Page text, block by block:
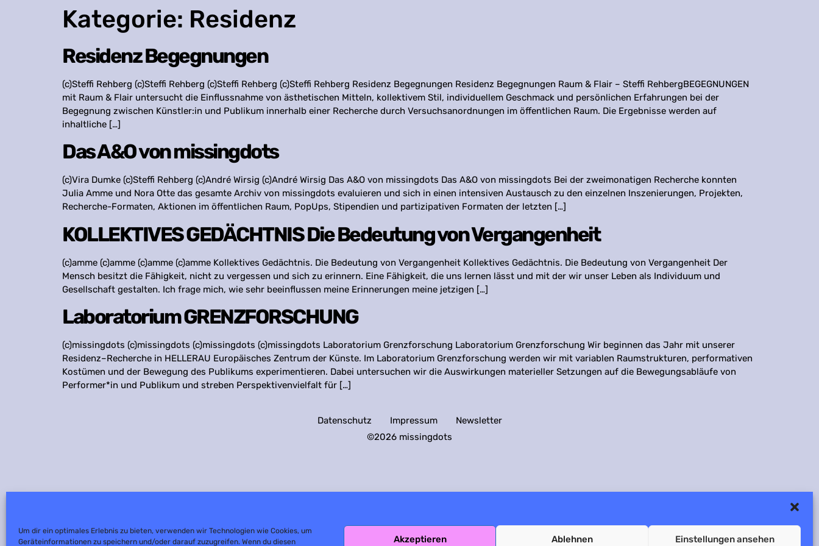
Um dir ein optimales Erlebnis zu bieten, verwenden wir Technologien wie Cookies, um
Geräteinformationen zu speichern und/oder darauf zuzugreifen. Wenn du diesen
Akzeptieren Ablehnen Einstellungen ansehen
Kategorie: Residenz
Residenz Begegnungen
(c)Steffi Rehberg (c)Steffi Rehberg (c)Steffi Rehberg (c)Steffi Rehberg Residenz Begegnungen Residenz Begegnungen Raum & Flair – Steffi RehbergBEGEGNUNGEN
mit Raum & Flair untersucht die Einflussnahme von ästhetischen Mitteln, kollektivem Stil, individuellem Geschmack und persönlichen Erfahrungen bei der
Begegnung zwischen Künstler:in und Publikum innerhalb einer Recherche durch Versuchsanordnungen im öffentlichen Raum. Die Ergebnisse werden auf
inhaltliche […]
Das A&O von missingdots
(c)Vira Dumke (c)Steffi Rehberg (c)André Wirsig (c)André Wirsig Das A&O von missingdots Das A&O von missingdots Bei der zweimonatigen Recherche konnten
Julia Amme und Nora Otte das gesamte Archiv von missingdots evaluieren und sich in einen intensiven Austausch zu den einzelnen Inszenierungen, Projekten,
Recherche-Formaten, Aktionen im öffentlichen Raum, PopUps, Stipendien und partizipativen Formaten der letzten […]
KOLLEKTIVES GEDÄCHTNIS Die Bedeutung von Vergangenheit
(c)amme (c)amme (c)amme (c)amme Kollektives Gedächtnis. Die Bedeutung von Vergangenheit Kollektives Gedächtnis. Die Bedeutung von Vergangenheit Der
Mensch besitzt die Fähigkeit, nicht zu vergessen und sich zu erinnern. Eine Fähigkeit, die uns lernen lässt und mit der wir unser Leben als Individuum und
Gesellschaft gestalten. Ich frage mich, wie sehr beeinflussen meine Erinnerungen meine jetzigen […]
Laboratorium GRENZFORSCHUNG
(c)missingdots (c)missingdots (c)missingdots (c)missingdots Laboratorium Grenzforschung Laboratorium Grenzforschung Wir beginnen das Jahr mit unserer
Residenz–Recherche in HELLERAU Europäisches Zentrum der Künste. Im Laboratorium Grenzforschung werden wir mit variablen Raumstrukturen, performativen
Kostümen und der Bewegung des Publikums experimentieren. Dabei untersuchen wir die Auswirkungen materieller Setzungen auf die Bewegungsabläufe von
Performer*in und Publikum und streben Perspektivenvielfalt für […]
Datenschutz Impressum
Newsletter
©2026 missingdots